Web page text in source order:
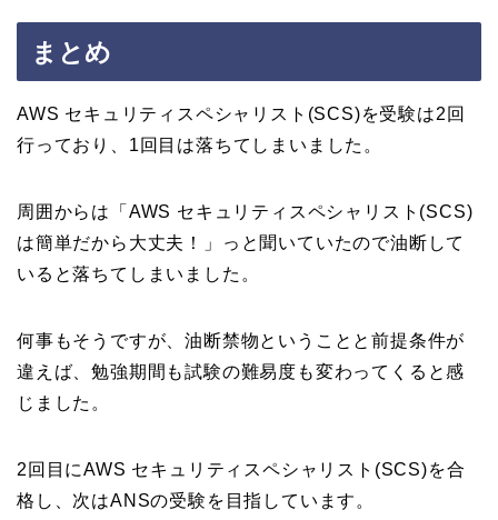
まとめ
AWS セキュリティスペシャリスト(SCS)を受験は2回
行っており、1回目は落ちてしまいました。
周囲からは「AWS セキュリティスペシャリスト(SCS)
は簡単だから大丈夫！」っと聞いていたので油断して
いると落ちてしまいました。
何事もそうですが、油断禁物ということと前提条件が
違えば、勉強期間も試験の難易度も変わってくると感
じました。
2回目にAWS セキュリティスペシャリスト(SCS)を合
格し、次はANSの受験を目指しています。